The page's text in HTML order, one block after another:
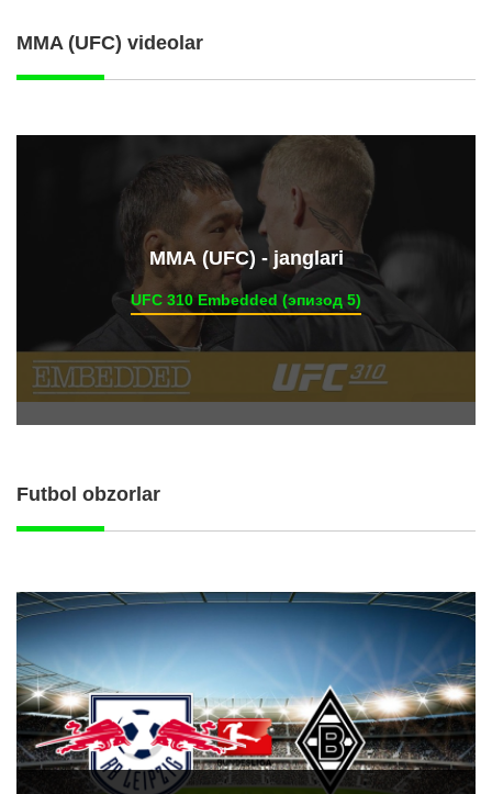
MMA (UFC) videolar
ММА (UFC) - janglari
UFC 310 Embedded (эпизод 5)
Futbol obzorlar